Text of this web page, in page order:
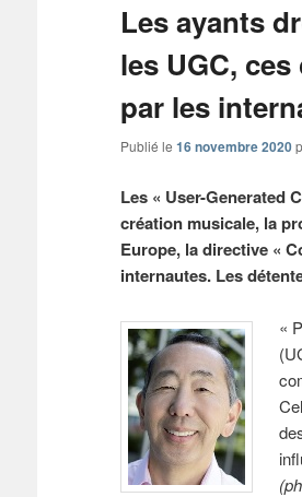
Les ayants
les UGC,
par les
Publié le 16 novembre 2020
Les « User-Generated
création musicale, la
Europe, la directive «
internautes. Les
«